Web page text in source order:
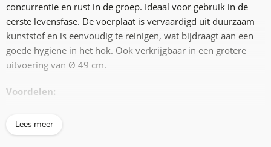
concurrentie en rust in de groep. Ideaal voor gebruik in de
eerste levensfase. De voerplaat is vervaardigd uit duurzaam
kunststof en is eenvoudig te reinigen, wat bijdraagt aan een
goede hygiëne in het hok. Ook verkrijgbaar in een grotere
uitvoering van Ø 49 cm.
Voordelen:
Minder voerverlies
Lees meer